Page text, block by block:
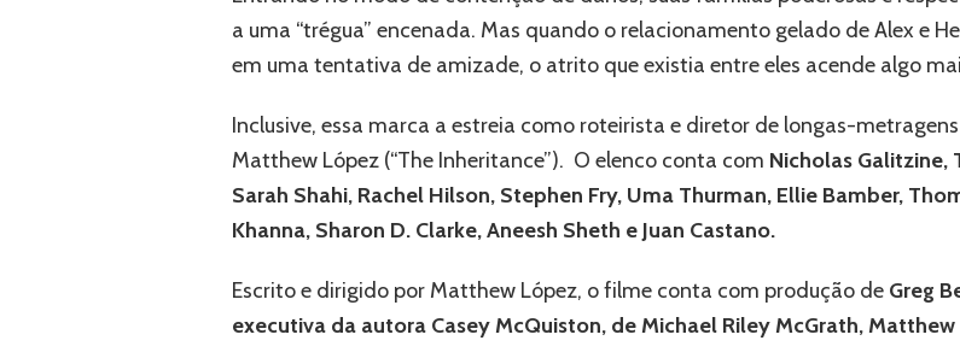
White
&
Royal
a uma “trégua” encenada. Mas quando o relacionamento gelado de Alex e
em uma tentativa de amizade, o atrito que existia entre eles acende algo
Inclusive, essa marca a estreia como roteirista e diretor de longas-
Matthew López (“The Inheritance”). O elenco conta com Nicholas Galitzine,
Sarah Shahi, Rachel Hilson, Stephen Fry, Uma Thurman, Ellie Bamber,
Khanna, Sharon D. Clarke, Aneesh Sheth e Juan Castano.
Escrito e dirigido por Matthew López, o filme conta com produção de Greg
executiva da autora Casey McQuiston, de Michael Riley McGrath,